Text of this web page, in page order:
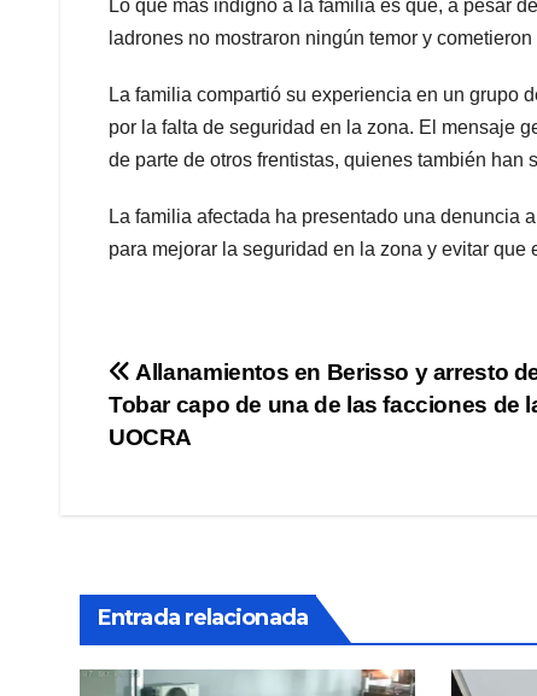
Lo que más indignó a la familia es que, a pesar
ladrones no mostraron ningún temor y
La familia compartió su experiencia en un grupo
por la falta de seguridad en la zona. El mensaje
de parte de otros frentistas, quienes también
La familia afectada ha presentado una denuncia
para mejorar la seguridad en la zona y evitar que
Navegación
de
Allanamientos en Berisso y arresto
Tobar capo de una de las facciones de
UOCRA
Entrada relacionada